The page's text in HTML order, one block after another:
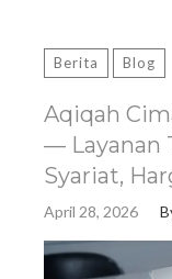
Berita Blog
Aqiqah
— Layanan
Syariat,
April 28, 2026